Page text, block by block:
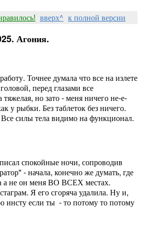
вверх^ к полной версии
Агония.
Точнее думала что все на излете
перед глазами все
тяжелая, но зато - меня ничего не-е-
у рыбки. Без таблеток без ничего.
силы тела видимо на функционал.
спокойные ночи, сопроводив
- начала, конечно же думать, где
а не он меня ВО ВСЕХ местах.
Я его сгоряча удалила. Ну и,
инсту если ты - то потому то потому